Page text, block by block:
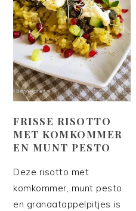
FRISSE RISOTTO
MET KOMKOMMER
EN MUNT PESTO
Deze risotto met
komkommer, munt pesto
en granaatappelpitjes is